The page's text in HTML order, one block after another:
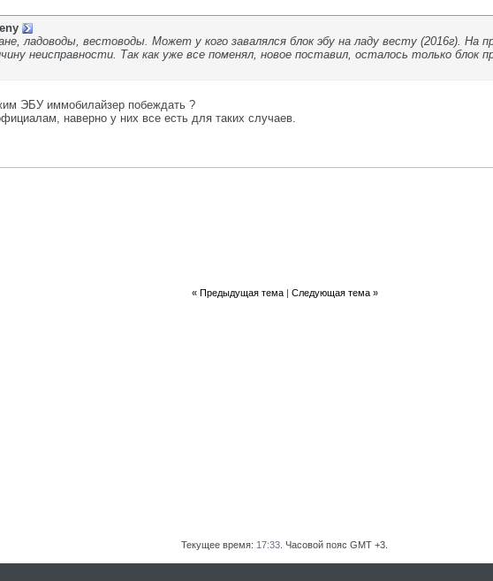
ладоводы, вестоводы. Может у кого завалялся блок эбу на ладу весту (2016г).
неисправности. Так как уже все поменял, новое поставил, осталось только
ЭБУ иммобилайзер побеждать ?
наверно у них все есть для таких случаев.
« Предыдущая тема| Следующая тема »
Текущее время: 17:33 . Часовой пояс GMT +3.